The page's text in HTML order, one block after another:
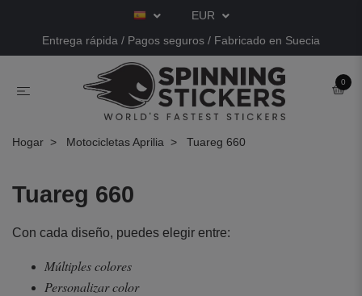
EUR
Entrega rápida / Pagos seguros / Fabricado en Suecia
0
Hogar Motocicletas Aprilia Tuareg 660
Tuareg 660
Con cada diseño, puedes elegir entre:
Múltiples colores
Personalizar color